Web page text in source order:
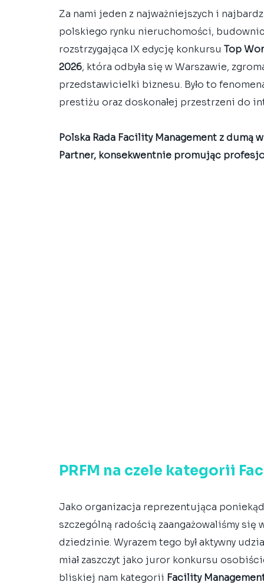
Za nami jeden z najważniejszych i
polskiego rynku nieruchomości,
rozstrzygająca IX edycję konkursu Top
2026, która odbyła się w Warszawie,
przedstawicielki biznesu. Było to
prestiżu oraz doskonałej przestrzeni do
Polska Rada Facility Management z dumą
Partner, konsekwentnie promując
PRFM na czele kategorii
Jako organizacja reprezentująca
szczególną radością zaangażowaliśmy
dziedzinie. Wyrazem tego był aktywny
miał zaszczyt jako juror konkursu
bliskiej nam kategorii Facility